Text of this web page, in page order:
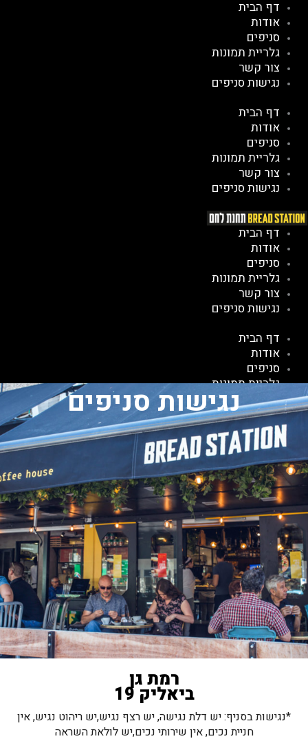
דילוג
לתוכן
דף הבית
אודות
סניפים
גלריית תמונות
צור קשר
נגישות סניפים
דף הבית
אודות
סניפים
גלריית תמונות
צור קשר
נגישות סניפים
דף הבית
אודות
סניפים
גלריית תמונות
צור קשר
נגישות סניפים
דף הבית
אודות
סניפים
גלריית תמונות
צור קשר
נגישות סניפיםנגישות סניפים
רמת גן
ביאליק 19
*נגישות בסניף: יש דלת נגישה, יש רצף נגיש,יש ריהוט נגיש, אין
חניית נכים, אין שירותי נכים,יש לולאת השראה